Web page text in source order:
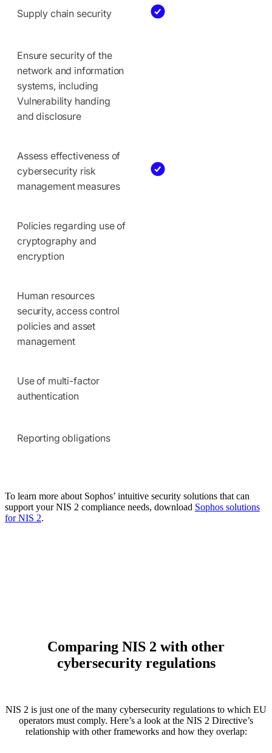
Supply chain security
Ensure security of the
network and information
systems, including
Vulnerability handing
and disclosure
Assess effectiveness of
cybersecurity risk
management measures
Policies regarding use of
cryptography and
encryption
Human resources
security, access control
policies and asset
management
Use of multi-factor
authentication
Reporting obligations
To learn more about Sophos’ intuitive security solutions that can
support your NIS 2 compliance needs, download Sophos solutions
for NIS 2.
Comparing NIS 2 with other
cybersecurity regulations
NIS 2 is just one of the many cybersecurity regulations to which EU
operators must comply. Here’s a look at the NIS 2 Directive’s
relationship with other frameworks and how they overlap: